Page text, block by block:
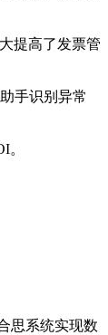
提高了发票管
手识别异常
思系统实现数